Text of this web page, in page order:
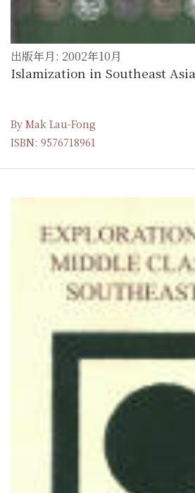
出版年月: 2002年10月
Islamization in Southeast Asia
By Mak Lau-Fong
ISBN: 9576718961